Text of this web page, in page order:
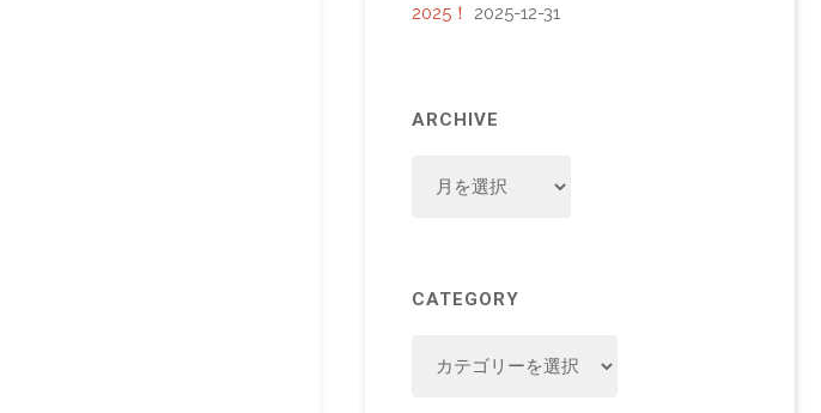
2025！
2025-12-31
ARCHIVE
CATEGORY